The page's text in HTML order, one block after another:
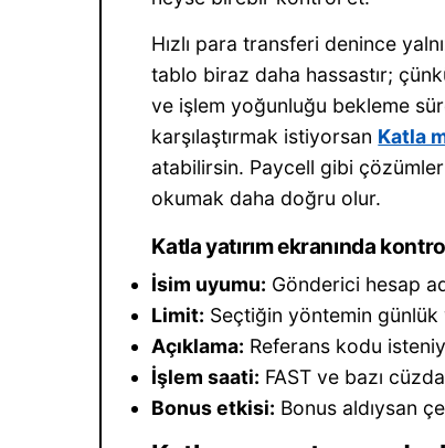
Hızlı para transferi denince
tablo biraz daha hassastır;
ve işlem yoğunluğu bekleme
karşılaştırmak istiyorsan Katla
atabilirsin. Paycell gibi çözümler
okumak daha doğru olur.
Katla yatırım ekranında
İsim uyumu: Gönderici hesap
Limit: Seçtiğin yöntemin
Açıklama: Referans kodu
İşlem saati: FAST ve bazı
Bonus etkisi: Bonus aldıysan